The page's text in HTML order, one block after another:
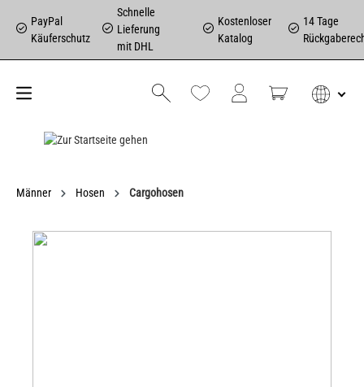
PayPal
Käuferschutz
Schnelle
Lieferung
mit DHL
Kostenloser
Katalog
14 Tage
Männer Hosen Cargohosen